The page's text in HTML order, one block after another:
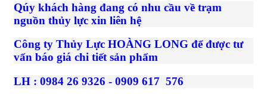
Qúy khách hàng đang có nhu cầu về trạm
nguồn thủy lực xin liên hệ
Công ty Thủy Lực HOÀNG LONG để được tư
vấn báo giá chi tiết sản phẩm
LH : 0984 26 9326 - 0909 617 576